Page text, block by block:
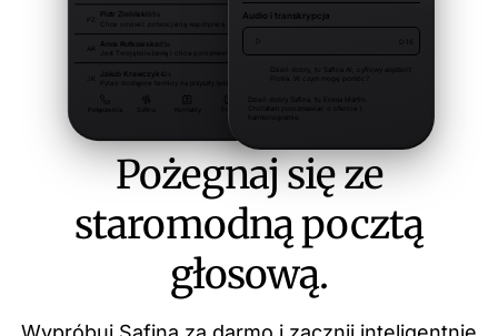
Pożegnaj się ze
staromodną pocztą
głosową.